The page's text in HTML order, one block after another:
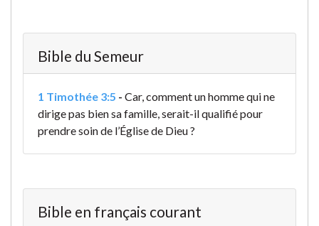
Bible du Semeur
1 Timothée 3:5 - Car, comment un homme qui ne
dirige pas bien sa famille, serait-il qualifié pour
prendre soin de l’Église de Dieu ?
Bible en français courant